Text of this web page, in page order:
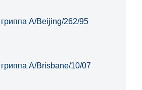
A/Beijing/262/95
A/Brisbane/10/07